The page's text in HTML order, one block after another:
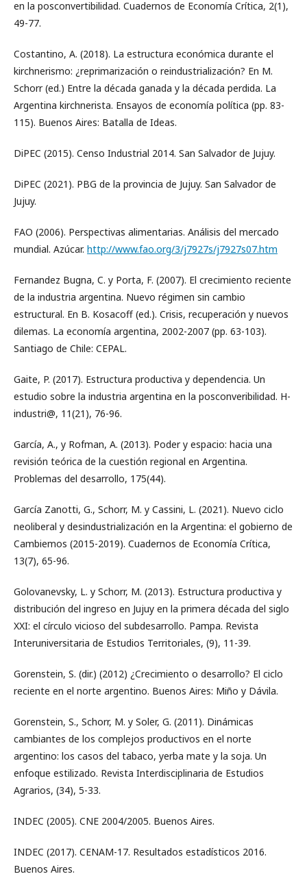
en la posconvertibilidad. Cuadernos de Economía Crítica, 2(1),
49-77.
Costantino, A. (2018). La estructura económica durante el
kirchnerismo: ¿reprimarización o reindustrialización? En M.
Schorr (ed.) Entre la década ganada y la década perdida. La
Argentina kirchnerista. Ensayos de economía política (pp. 83-
115). Buenos Aires: Batalla de Ideas.
DiPEC (2015). Censo Industrial 2014. San Salvador de Jujuy.
DiPEC (2021). PBG de la provincia de Jujuy. San Salvador de
Jujuy.
FAO (2006). Perspectivas alimentarias. Análisis del mercado
mundial. Azúcar. http://www.fao.org/3/j7927s/j7927s07.htm
Fernandez Bugna, C. y Porta, F. (2007). El crecimiento reciente
de la industria argentina. Nuevo régimen sin cambio
estructural. En B. Kosacoff (ed.). Crisis, recuperación y nuevos
dilemas. La economía argentina, 2002-2007 (pp. 63-103).
Santiago de Chile: CEPAL.
Gaite, P. (2017). Estructura productiva y dependencia. Un
estudio sobre la industria argentina en la posconveribilidad. H-
industri@, 11(21), 76-96.
García, A., y Rofman, A. (2013). Poder y espacio: hacia una
revisión teórica de la cuestión regional en Argentina.
Problemas del desarrollo, 175(44).
García Zanotti, G., Schorr, M. y Cassini, L. (2021). Nuevo ciclo
neoliberal y desindustrialización en la Argentina: el gobierno de
Cambiemos (2015-2019). Cuadernos de Economía Crítica,
13(7), 65-96.
Golovanevsky, L. y Schorr, M. (2013). Estructura productiva y
distribución del ingreso en Jujuy en la primera década del siglo
XXI: el círculo vicioso del subdesarrollo. Pampa. Revista
Interuniversitaria de Estudios Territoriales, (9), 11-39.
Gorenstein, S. (dir.) (2012) ¿Crecimiento o desarrollo? El ciclo
reciente en el norte argentino. Buenos Aires: Miño y Dávila.
Gorenstein, S., Schorr, M. y Soler, G. (2011). Dinámicas
cambiantes de los complejos productivos en el norte
argentino: los casos del tabaco, yerba mate y la soja. Un
enfoque estilizado. Revista Interdisciplinaria de Estudios
Agrarios, (34), 5-33.
INDEC (2005). CNE 2004/2005. Buenos Aires.
INDEC (2017). CENAM-17. Resultados estadísticos 2016.
Buenos Aires.